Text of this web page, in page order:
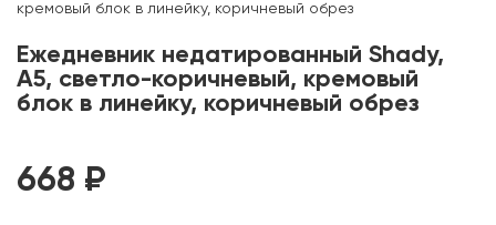
кремовый блок в линейку, коричневый обрез
Ежедневник недатированный Shady,
А5, светло-коричневый, кремовый
блок в линейку, коричневый обрез
668 ₽